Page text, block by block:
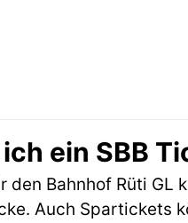
ein SBB
den Bahnhof Rüti GL
Auch Spartickets